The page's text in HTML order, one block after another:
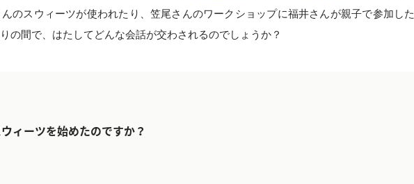
のスウィーツが使われたり、笠尾さんのワークショップに福井さんが親子で参加した
の間で、はたしてどんな会話が交わされるのでしょうか？
ィーツを始めたのですか？